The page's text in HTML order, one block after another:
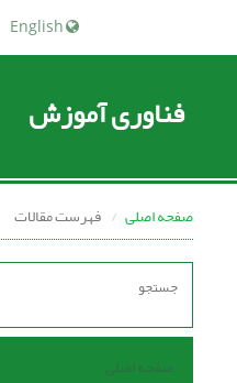
فناوری آموزش
صفحه اصلی فهرست مقالات
صفحه اصلی